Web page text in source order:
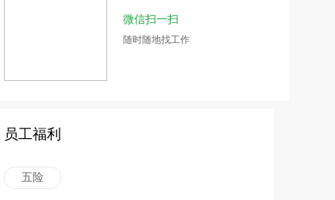
微信扫一扫
随时随地找工作
员工福利
五险